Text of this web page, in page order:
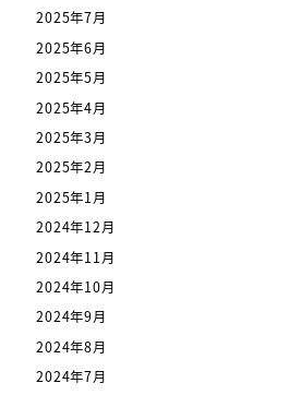
2025年7月
2025年6月
2025年5月
2025年4月
2025年3月
2025年2月
2025年1月
2024年12月
2024年11月
2024年10月
2024年9月
2024年8月
2024年7月